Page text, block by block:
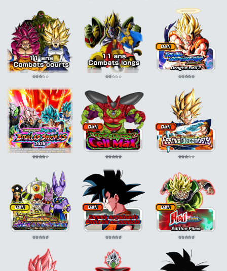
Guerrier doré
DEF Adv. -10%
DEF Adv. -5%
Guerrier doré
DEF Adv. -10%
⭐⭐⭐⭐⭐ ⭐⭐⭐⭐⭐ ⭐⭐⭐⭐⭐
⭐⭐⭐⭐⭐ ⭐⭐⭐⭐⭐ ⭐⭐⭐⭐⭐
⭐⭐⭐⭐⭐ ⭐⭐⭐⭐⭐ ⭐⭐⭐⭐⭐